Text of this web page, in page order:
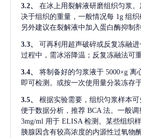
3.2、
在冰上用裂解液研磨组织匀浆
决于组织的重量，一般情况每 1g 组织
另外建议在裂解液中加入蛋白酶抑制
3.3、 可再利用超声破碎或反复冻融进
过程中，需冰浴降温；反复冻融法可重
3.4、 将制备好的匀浆液于 5000×g 离
即可检测。或按一次使用量分装冻存于
3.5、 根据实验需要，组织匀浆样本
便于数据分析，推荐 BCA 法。一般
3mg/ml 用于 ELISA 检测。某些组织
胰腺因含有较高浓度的内源性过氧物